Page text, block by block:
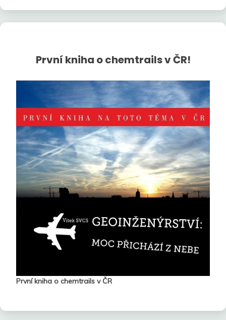
První kniha o chemtrails v ČR!
První kniha o chemtrails v ČR